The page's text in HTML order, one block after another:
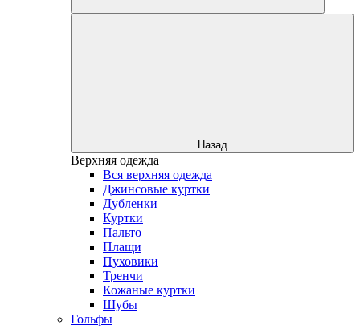
Назад
Верхняя одежда
Вся верхняя одежда
Джинсовые куртки
Дубленки
Куртки
Пальто
Плащи
Пуховики
Тренчи
Кожаные куртки
Шубы
Гольфы